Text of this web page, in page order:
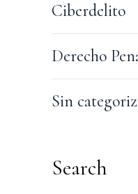
Ciberdelito
Derecho
Sin
Search